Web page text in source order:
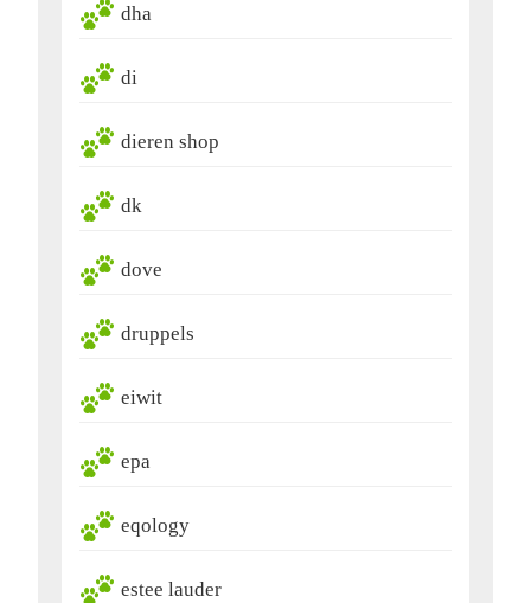
dha
di
dieren shop
dk
dove
druppels
eiwit
epa
eqology
estee lauder